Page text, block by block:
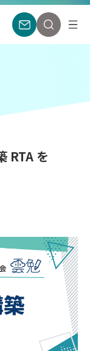
RTA を